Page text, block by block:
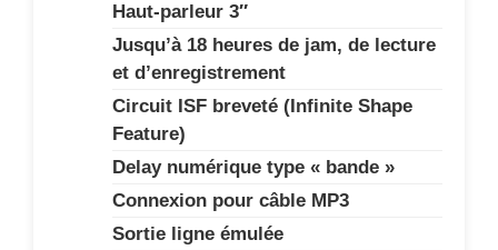
Haut-parleur 3″
Jusqu’à 18 heures de jam, de lecture
et d’enregistrement
Circuit ISF breveté (Infinite Shape
Feature)
Delay numérique type « bande »
Connexion pour câble MP3
Sortie ligne émulée